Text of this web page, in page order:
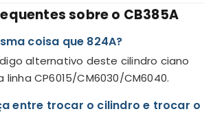
sobre o CB385A
coisa que 824A?
alternativo deste cilindro ciano
linha CP6015/CM6030/CM6040.
entre trocar o cilindro e trocar o